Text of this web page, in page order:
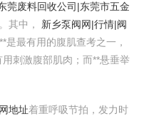
莞废料回收公司|东莞市五金
其中， 新乡泵阀网|行情|阀
是最有用的腹肌查考之一，
刺激腹部肌肉；而**悬垂举
地址着重呼吸节拍，发力时